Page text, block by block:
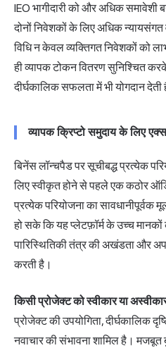
IEO भागीदारी को और अधिक समावेशी
दोनों निवेशकों के लिए अधिक न्यायसंगत
विधि न केवल व्यक्तिगत निवेशकों को
ही व्यापक टोकन वितरण सुनिश्चित
दीर्घकालिक सफलता में भी योगदान देती
व्यापक क्रिप्टो समुदाय के लिए
बिनेंस लॉन्चपैड पर सूचीबद्ध प्रत्येक
लिए स्वीकृत होने से पहले एक कठोर
प्रत्येक परियोजना का सावधानीपूर्वक
हो सके कि यह प्लेटफ़ॉर्म के उच्च मानकों
पारिस्थितिकी तंत्र की अखंडता और
करती है।
किसी प्रोजेक्ट को स्वीकार या
प्रोजेक्ट की उपयोगिता, दीर्घकालिक
नवाचार की संभावना शामिल है। मजबूत